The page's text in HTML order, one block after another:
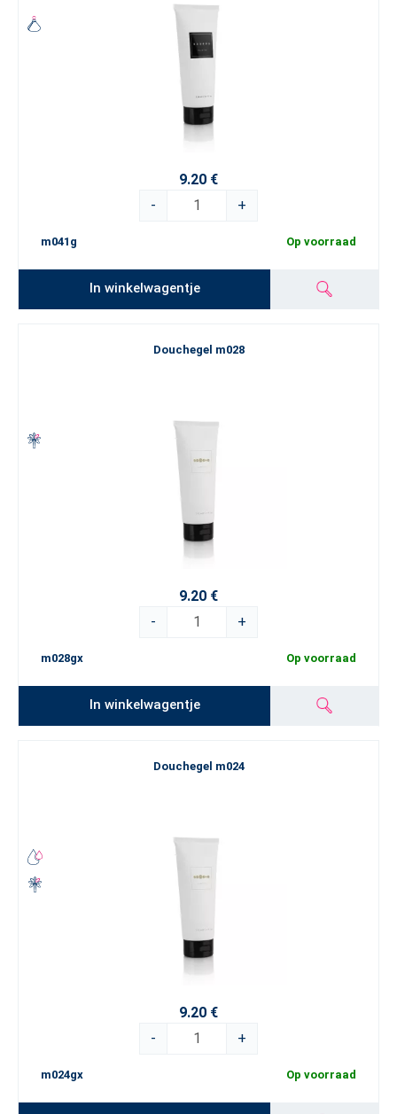
9.20 €
-
+
m041g Op voorraad
In winkelwagentje
Douchegel m028
9.20 €
-
+
m028gx Op voorraad
In winkelwagentje
Douchegel m024
9.20 €
-
+
m024gx Op voorraad